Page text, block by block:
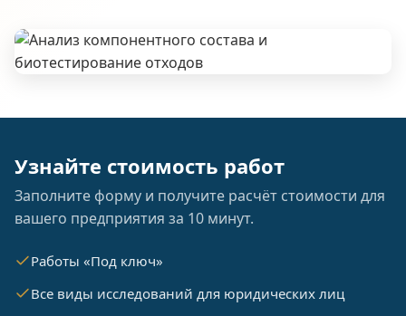
Узнайте стоимость работ
Заполните форму и получите расчёт стоимости для
вашего предприятия за 10 минут.
Работы «Под ключ»
Все виды исследований для юридических лиц